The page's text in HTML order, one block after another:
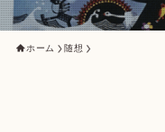
ホーム 随想